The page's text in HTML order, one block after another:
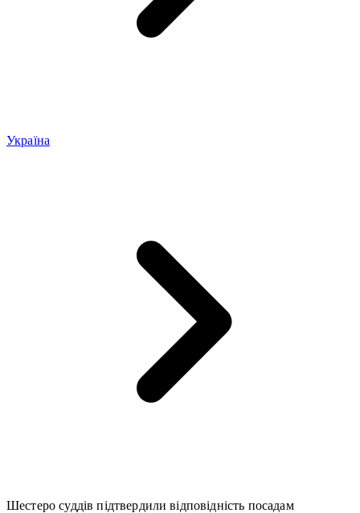
Україна
Шестеро суддів підтвердили відповідність посадам